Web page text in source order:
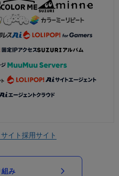
イト採用サイト
み